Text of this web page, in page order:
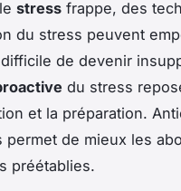
stress frappe, des
du stress peuvent
de devenir
du stress
et la préparation.
permet de mieux les
préétablies.